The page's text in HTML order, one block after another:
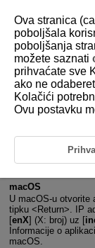
D185-194
Provjera
Otvorite Windows [
unesite ipconfig/all i
Osim IP adrese
pristupnik i podaci
macOS
U macOS-u otvorite
tipku
Return
. IP
[enX] (X: broj) uz [
Informacije o
macOS.
Ova stranica
poboljšala
poboljšanja
možete saznati
prihvaćate sve
ako ne
Kolačići
Ovu postavku